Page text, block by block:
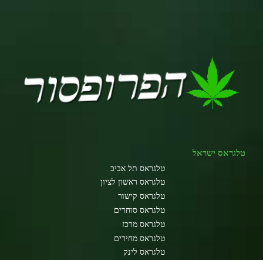
טלגראס ישראל
טלגראס תל אביב
טלגראס ראשון לציון
טלגראס קישור
טלגראס סוחרים
טלגראס מרכז
טלגראס מחירים
טלגראס לינק